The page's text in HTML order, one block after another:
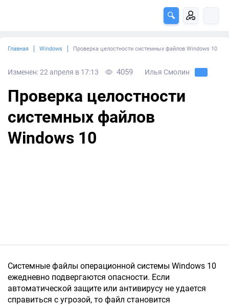
Главная Windows Проверка целостности системных файлов Windows 10
Изменен: 22 апреля в 17:13 4059 Илья Смолин
Проверка целостности
системных файлов
Windows 10
Системные файлы операционной системы Windows 10
ежедневно подвергаются опасности. Если
автоматической защите или антивирусу не удается
справиться с угрозой, то файл становится